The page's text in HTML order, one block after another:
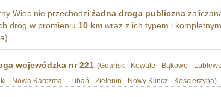
Wiec nie przechodzi żadna droga publiczna
dróg w promieniu 10 kmwraz z ich typem i
wojewódzka nr 221 (Gdańsk - Kowale - Bąkowo -
- Nowa Karczma - Lubań - Zielenin - Nowy Klincz - Kościerzyna)